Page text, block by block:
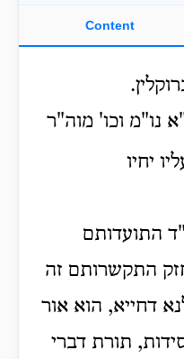
Content
נו"מ וכו' מוה"ר
יחיו
התועדותם
התקשרותם זה
דחייא, הוא אור
תורת דברי